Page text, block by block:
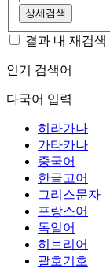
상세검색
결과 내 재검색
인기 검색어
다국어 입력
히라가나
가타카나
중국어
한글고어
그리스문자
프랑스어
독일어
히브리어
괄호기호